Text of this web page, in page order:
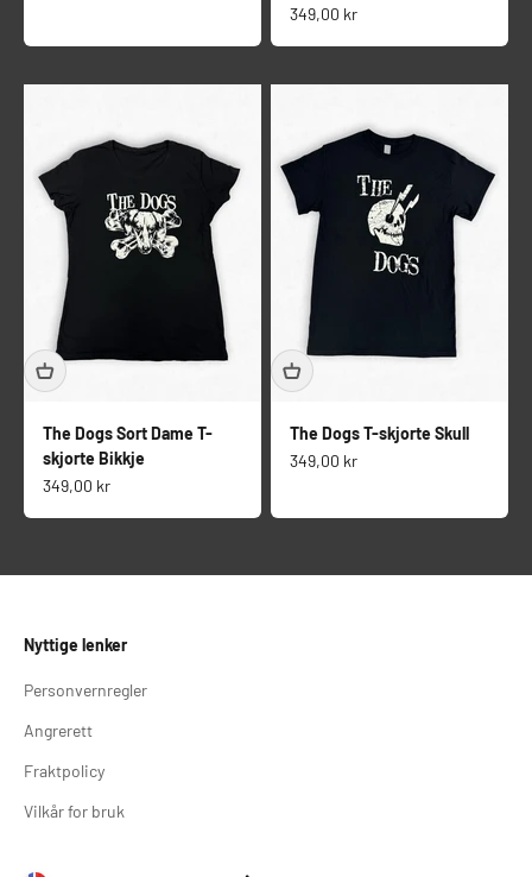
Salgspris
349,00 kr
The Dogs Sort Dame T-
skjorte Bikkje
Salgspris
349,00 kr
The Dogs T-skjorte Skull
Salgspris
349,00 kr
Nyttige lenker
Personvernregler
Angrerett
Fraktpolicy
Vilkår for bruk